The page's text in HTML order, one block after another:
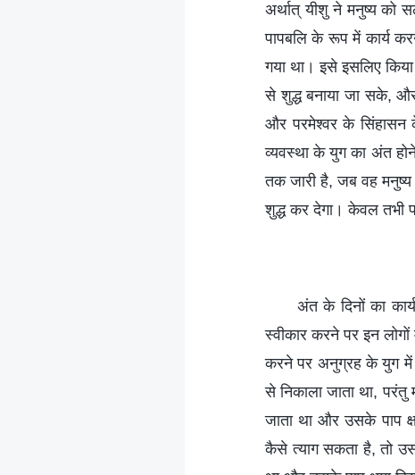
अर्थात् यीशु ने मनुष्य को
पापबलि के रूप में कार्य
गया था। इसे इसलिए
से शुद्ध बनाया जा सके,
और परमेश्वर के सिंहासन
व्यवस्था के युग का अंत
तक जारी है, जब वह मनुष्य
शुद्ध कर देगा। केवल तभी
अंत के दिनों का
स्वीकार करने पर इन
करने पर अनुग्रह के युग में
से निकाला जाता था, परंतु
जाता था और उसके पाप
कैसे त्याग सकता है, तो